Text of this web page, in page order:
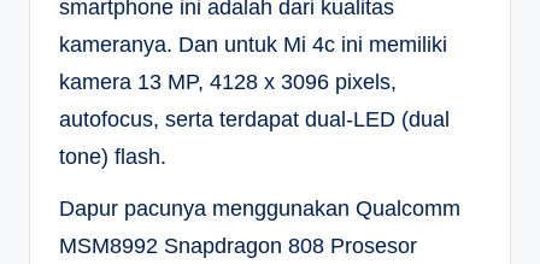
smartphone ini adalah dari kualitas
kameranya. Dan untuk Mi 4c ini memiliki
kamera 13 MP, 4128 x 3096 pixels,
autofocus, serta terdapat dual-LED (dual
tone) flash.
Dapur pacunya menggunakan Qualcomm
MSM8992 Snapdragon 808 Prosesor